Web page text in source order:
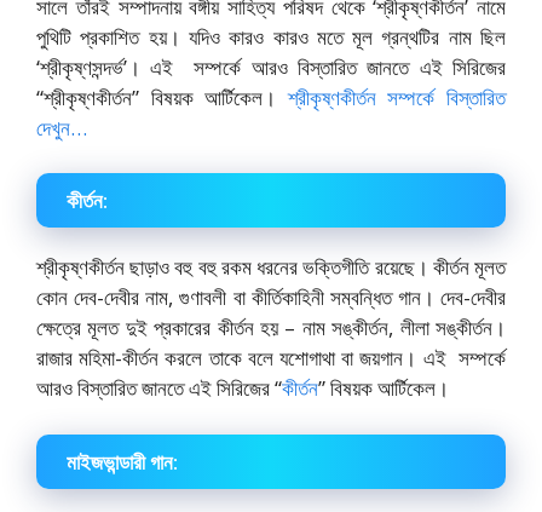
সালে তাঁরই সম্পাদনায় বঙ্গীয় সাহিত্য পরিষদ থেকে ‘শ্রীকৃষ্ণকীর্তন’ নামে
পুথিটি প্রকাশিত হয়। যদিও কারও কারও মতে মূল গ্রন্থটির নাম ছিল
‘শ্রীকৃষ্ণসন্দর্ভ’। এই সম্পর্কে আরও বিস্তারিত জানতে এই সিরিজের
“শ্রীকৃষ্ণকীর্তন” বিষয়ক আর্টিকেল।শ্রীকৃষ্ণকীর্তন সম্পর্কে বিস্তারিত
দেখুন…
কীর্তন:
শ্রীকৃষ্ণকীর্তন ছাড়াও বহু বহু রকম ধরনের ভক্তিগীতি রয়েছে। কীর্তন মূলত
কোন দেব-দেবীর নাম, গুণাবলী বা কীর্তিকাহিনী সম্বন্ধিত গান। দেব-দেবীর
ক্ষেত্রে মূলত দুই প্রকারের কীর্তন হয় – নাম সঙ্কীর্তন, লীলা সঙ্কীর্তন।
রাজার মহিমা-কীর্তন করলে তাকে বলে যশোগাথা বা জয়গান। এই সম্পর্কে
আরও বিস্তারিত জানতে এই সিরিজের “কীর্তন” বিষয়ক আর্টিকেল।
মাইজভান্ডারী গান: